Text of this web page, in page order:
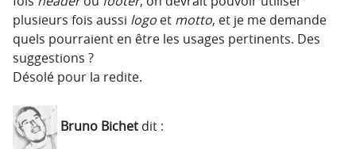
plusieurs fois aussi logo et motto, et je me demande
quels pourraient en être les usages pertinents. Des
suggestions ?
Désolé pour la redite.
Bruno Bichet dit :